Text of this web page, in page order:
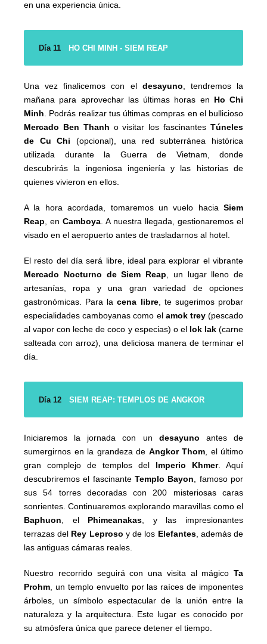
en una experiencia única.
Día 11 HO CHI MINH - SIEM REAP
Una vez finalicemos con el desayuno, tendremos la
mañana para aprovechar las últimas horas en Ho Chi
Minh. Podrás realizar tus últimas compras en el bullicioso
Mercado Ben Thanh o visitar los fascinantesTúneles
de Cu Chi (opcional), una red subterránea histórica
utilizada durante la Guerra de Vietnam, donde
descubrirás la ingeniosa ingeniería y las historias de
quienes vivieron en ellos.
A la hora acordada, tomaremos un vuelo hacia Siem
Reap, en Camboya. A nuestra llegada, gestionaremos el
visado en el aeropuerto antes de trasladarnos al hotel.
El resto del día será libre, ideal para explorar el vibrante
Mercado Nocturno de Siem Reap, un lugar lleno de
artesanías, ropa y una gran variedad de opciones
gastronómicas. Para lacena libre, te sugerimos probar
especialidades camboyanas como el amok trey(pescado
al vapor con leche de coco y especias) o el lok lak(carne
salteada con arroz), una deliciosa manera de terminar el
día.
Día 12 SIEM REAP: TEMPLOS DE ANGKOR
Iniciaremos la jornada con un desayuno antes de
sumergirnos en la grandeza de Angkor Thom, el último
gran complejo de templos del Imperio Khmer. Aquí
descubriremos el fascinante Templo Bayon, famoso por
sus 54 torres decoradas con 200 misteriosas caras
sonrientes. Continuaremos explorando maravillas como el
Baphuon, el Phimeanakas, y las impresionantes
terrazas del Rey Leproso y de los Elefantes, además de
las antiguas cámaras reales.
Nuestro recorrido seguirá con una visita al mágico Ta
Prohm, un templo envuelto por las raíces de imponentes
árboles, un símbolo espectacular de la unión entre la
naturaleza y la arquitectura. Este lugar es conocido por
su atmósfera única que parece detener el tiempo.